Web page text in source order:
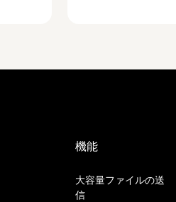
機能
大容量ファイルの送
信